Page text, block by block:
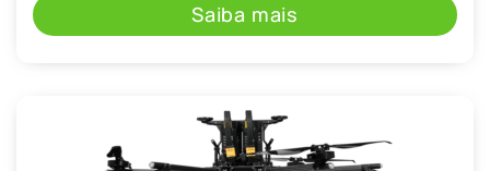
Saiba mais